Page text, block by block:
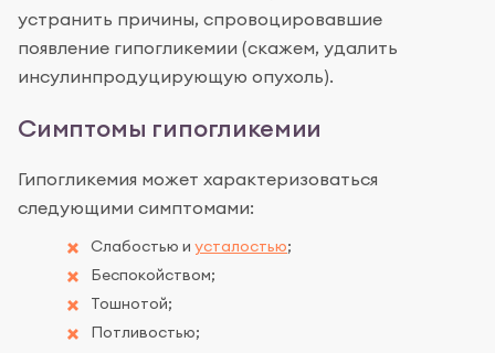
устранить причины, спровоцировавшие
появление гипогликемии (скажем, удалить
инсулинпродуцирующую опухоль).
Симптомы гипогликемии
Гипогликемия может характеризоваться
следующими симптомами:
Слабостью и усталостью;
Беспокойством;
Тошнотой;
Потливостью;